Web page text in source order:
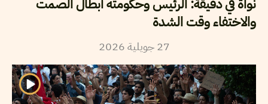
والاختفاء وقت الشدة
27 جويلية2026